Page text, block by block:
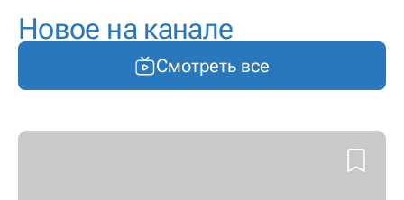
Новое на канале
Смотреть все